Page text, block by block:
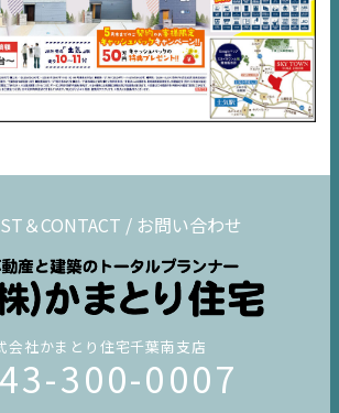
ジタルサイネージ
不動産一括査定
＆CONTACT / お問い合わせ
会社かまとり住宅千葉南支店
300-0007